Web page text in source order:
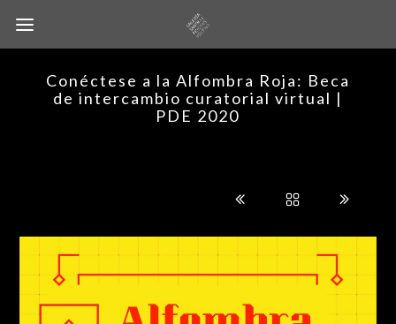
Conéctese a la Alfombra Roja: Beca
de intercambio curatorial virtual |
PDE 2020